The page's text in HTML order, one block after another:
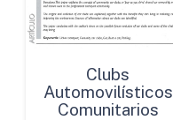
Clubs
Automovilísticos
Comunitarios